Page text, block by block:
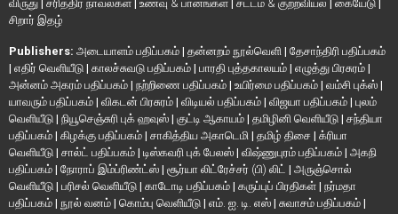
விருது | சரித்திர நாவல்கள் | உணவு & பானங்கள் | சட்டம் & குற்றவியல் | கையேடு |
சிறார் இதழ்
Publishers: அடையாளம் பதிப்பகம் | தன்னறம் நூல்வெளி | தேசாந்திரி பதிப்பகம்
| எதிர் வெளியீடு | காலச்சுவடு பதிப்பகம் | பாரதி புத்தகாலயம் | எழுத்து பிரசுரம் |
அன்னம் அகரம் பதிப்பகம் | நற்றிணை பதிப்பகம் | உயிர்மை பதிப்பகம் | வம்சி புக்ஸ் |
யாவரும் பதிப்பகம் | விகடன் பிரசுரம் | விடியல் பதிப்பகம் | விஜயா பதிப்பகம் | புலம்
வெளியீடு | நியூசெஞ்சுரி புக் ஹவுஸ் | குட்டி ஆகாயம் | தமிழினி வெளியீடு | சந்தியா
பதிப்பகம் | கிழக்கு பதிப்பகம் | சாகித்திய அகாடெமி | தமிழ் திசை | க்ரியா
வெளியீடு | சால்ட் பதிப்பகம் | டிஸ்கவரி புக் பேலஸ் | விஷ்ணுபுரம் பதிப்பகம் | அகநி
பதிப்பகம் | நோராப் இம்ப்ரிண்ட்ஸ் | சூர்யா லிட்ரேச்சர் (பி) லிட் | அருஞ்சொல்
வெளியீடு | பரிசல் வெளியீடு | காடோடி பதிப்பகம் | கருப்புப் பிரதிகள் | நர்மதா
பதிப்பகம் | நூல் வனம் | கொம்பு வெளியீடு | எம். ஐ. டி. எஸ் | சுவாசம் பதிப்பகம் |